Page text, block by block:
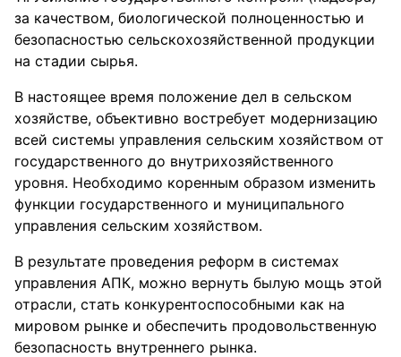
за качеством, биологической полноценностью и
безопасностью сельскохозяйственной продукции
на стадии сырья.
В настоящее время положение дел в сельском
хозяйстве, объективно востребует модернизацию
всей системы управления сельским хозяйством от
государственного до внутрихозяйственного
уровня. Необходимо коренным образом изменить
функции государственного и муниципального
управления сельским хозяйством.
В результате проведения реформ в системах
управления АПК, можно вернуть былую мощь этой
отрасли, стать конкурентоспособными как на
мировом рынке и обеспечить продовольственную
безопасность внутреннего рынка.